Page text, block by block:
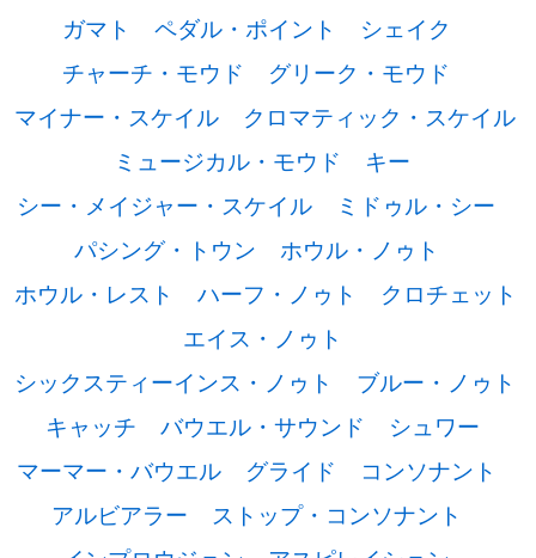
ガマト
ペダル・ポイント
シェイク
チャーチ・モウド
グリーク・モウド
マイナー・スケイル
クロマティック・スケイル
ミュージカル・モウド
キー
シー・メイジャー・スケイル
ミドゥル・シー
パシング・トウン
ホウル・ノゥト
ホウル・レスト
ハーフ・ノゥト
クロチェット
エイス・ノゥト
シックスティーインス・ノゥト
ブルー・ノゥト
キャッチ
バウエル・サウンド
シュワー
マーマー・バウエル
グライド
コンソナント
アルビアラー
ストップ・コンソナント